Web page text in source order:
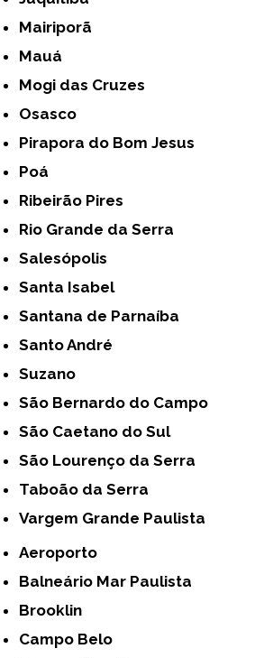
Mairiporã
Mauá
Mogi das Cruzes
Osasco
Pirapora do Bom Jesus
Poá
Ribeirão Pires
Rio Grande da Serra
Salesópolis
Santa Isabel
Santana de Parnaíba
Santo André
Suzano
São Bernardo do Campo
São Caetano do Sul
São Lourenço da Serra
Taboão da Serra
Vargem Grande Paulista
Aeroporto
Balneário Mar Paulista
Brooklin
Campo Belo